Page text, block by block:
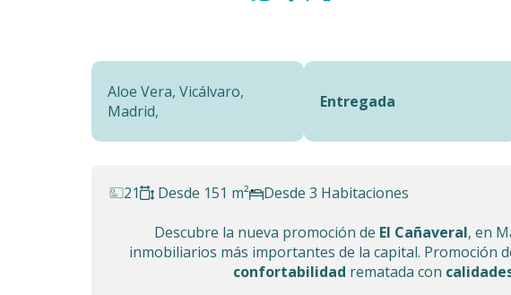
Aloe Vera, Vicálvaro,
Madrid,
Entregada
21 Desde 151 m²
Desde 3 Habitaciones
Descubre la nueva promoción de El Cañaveral, en
inmobiliarios más importantes de la capital. Promoción
confortabilidad rematada con